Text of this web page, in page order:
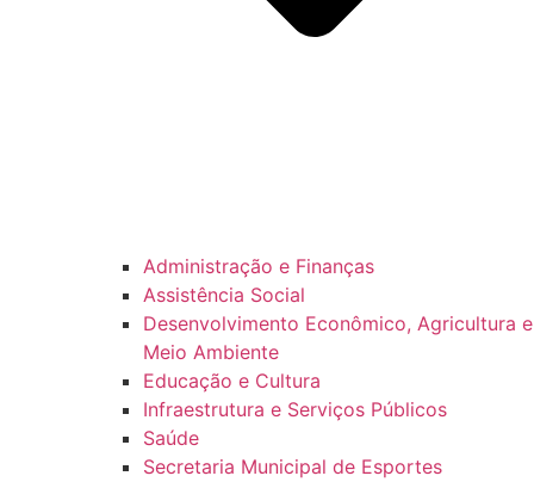
Administração e Finanças
Assistência Social
Desenvolvimento Econômico, Agricultura e
Meio Ambiente
Educação e Cultura
Infraestrutura e Serviços Públicos
Saúde
Secretaria Municipal de Esportes